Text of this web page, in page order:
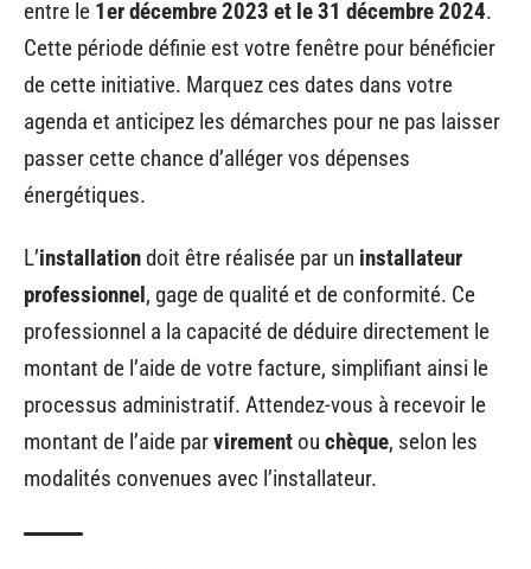
entre le 1er décembre 2023 et le 31 décembre 2024.
Cette période définie est votre fenêtre pour bénéficier
de cette initiative. Marquez ces dates dans votre
agenda et anticipez les démarches pour ne pas laisser
passer cette chance d’alléger vos dépenses
énergétiques.
L’installationdoit être réalisée par un installateur
professionnel, gage de qualité et de conformité. Ce
professionnel a la capacité de déduire directement le
montant de l’aide de votre facture, simplifiant ainsi le
processus administratif. Attendez-vous à recevoir le
montant de l’aide parvirement ou chèque, selon les
modalités convenues avec l’installateur.